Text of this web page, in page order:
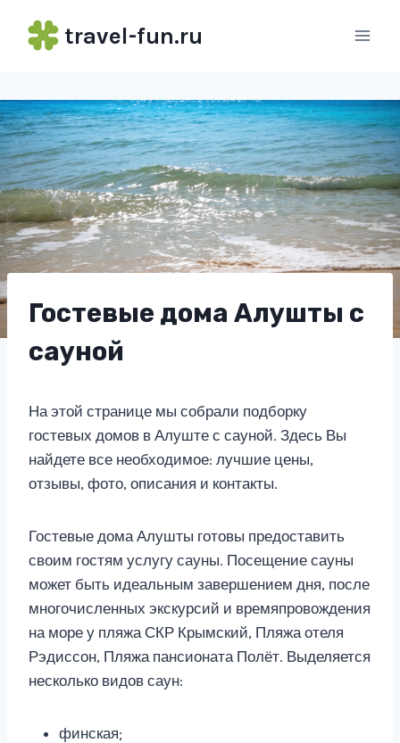
travel-fun.ru
Гостевые дома Алушты с
сауной
На этой странице мы собрали подборку
гостевых домов в Алуште с сауной. Здесь Вы
найдете все необходимое: лучшие цены,
отзывы, фото, описания и контакты.
Гостевые дома Алушты готовы предоставить
своим гостям услугу сауны. Посещение сауны
может быть идеальным завершением дня, после
многочисленных экскурсий и времяпровождения
на море у пляжа СКР Крымский, Пляжа отеля
Рэдиссон, Пляжа пансионата Полёт. Выделяется
несколько видов саун:
финская;